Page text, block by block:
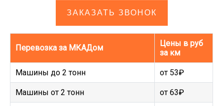
ЗАКАЗАТЬ ЗВОНОК
Перевозка за МКАДом
Цены в руб
за км
Машины до 2 тонн от 53₽
Машины от 2 тонн от 63₽